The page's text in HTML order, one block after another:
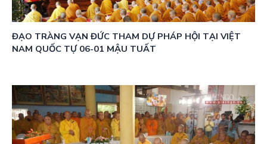
ĐẠO TRÀNG VẠN ĐỨC THAM DỰ PHÁP HỘI TẠI VIỆT
NAM QUỐC TỰ 06-01 MẬU TUẤT